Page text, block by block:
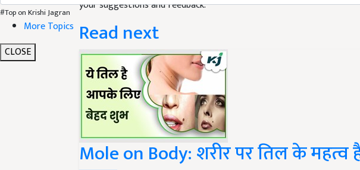
#Top on Krishi Jagran
More Topics
CLOSE
Read next
Mole on Body: शरीर पर तिल के
रहस्य